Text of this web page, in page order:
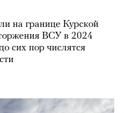
на границе Курской
ВСУ в 2024
сих пор числятся